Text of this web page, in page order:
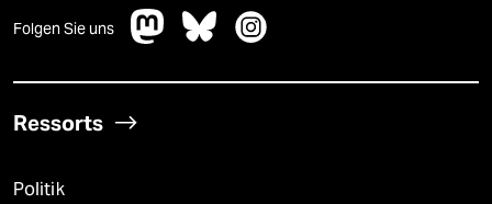
Folgen Sie uns
Ressorts
Politik